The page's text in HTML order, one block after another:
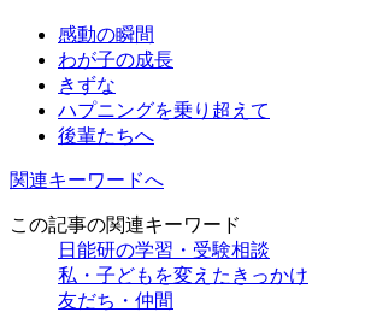
感動の瞬間
わが子の成長
きずな
ハプニングを乗り超えて
後輩たちへ
関連キーワードへ
この記事の関連キーワード
日能研の学習・受験相談
私・子どもを変えたきっかけ
友だち・仲間